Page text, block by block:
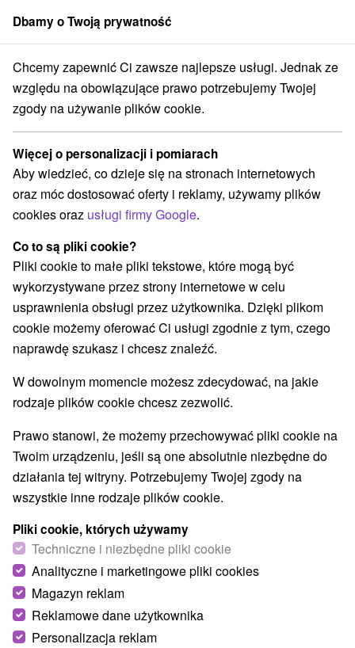
członek grupySorger
Atrakcje na Słowacji Zamki Dolná Nitra
Zamki Dolná Nitra
Kategorie
Wszystkie kategorie
Zamki, pałace, ruiny(7)
Túry a turistické chodníky (1) Szlaki winne
Tory gokartowe (2) Pola golfowe
Parki miejskie i zamkowe(2) Miejsca sakralne(4)
Zamki(2) Teatry(3) Skanseny(1) Jazda konna
Sporty(1) Atrakcje z adrenaliną(2)
Wieże obserwacyjne i chodniki(3)
Ośrodki i miasteczka dziecięce(2)
Aquaparki, baseny
Atrakcje dla dzieci(17) Escaperoom(2)
Ogrody botaniczne(2)
Muzea i galerie (4) Atrakcje turystyczne(5)
Wsie i miasta
Dbamy o Twoją prywatność
Chcemy zapewnić Ci zawsze najlepsze usługi. Jednak ze
względu na obowiązujące prawo potrzebujemy Twojej
zgody na używanie plików cookie.
Więcej o personalizacji i pomiarach
Aby wiedzieć, co dzieje się na stronach internetowych
oraz móc dostosować oferty i reklamy, używamy plików
cookies oraz usługi firmy Google.
Co to są pliki cookie?
Pliki cookie to małe pliki tekstowe, które mogą być
wykorzystywane przez strony internetowe w celu
usprawnienia obsługi przez użytkownika. Dzięki plikom
cookie możemy oferować Ci usługi zgodnie z tym, czego
naprawdę szukasz i chcesz znaleźć.
W dowolnym momencie możesz zdecydować, na jakie
rodzaje plików cookie chcesz zezwolić.
Prawo stanowi, że możemy przechowywać pliki cookie na
Twoim urządzeniu, jeśli są one absolutnie niezbędne do
działania tej witryny. Potrzebujemy Twojej zgody na
wszystkie inne rodzaje plików cookie.
Pliki cookie, których używamy
Techniczne i niezbędne pliki cookie
Analityczne i marketingowe pliki cookies
Magazyn reklam
Reklamowe dane użytkownika
Personalizacja reklam